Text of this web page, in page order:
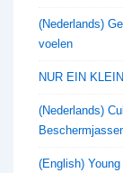
(Nederlands)
voelen
NUR EIN
(Nederlands)
(English)